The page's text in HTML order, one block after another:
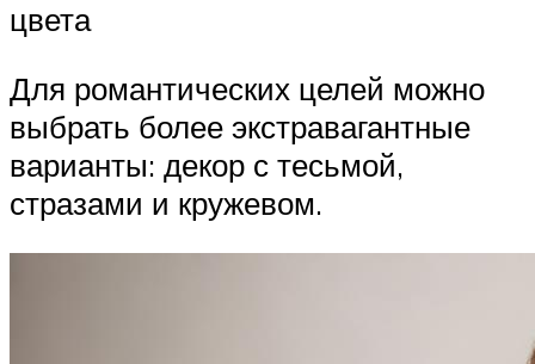
цвета
Для романтических целей можно
выбрать более экстравагантные
варианты: декор с тесьмой,
стразами и кружевом.